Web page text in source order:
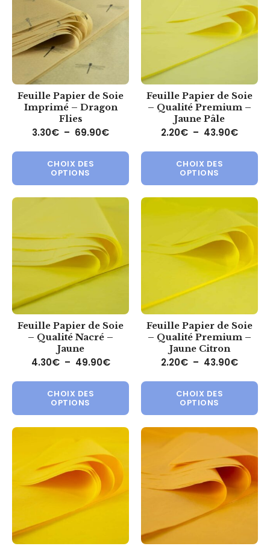
Feuille Papier de Soie
Imprimé – Dragon
Flies
3.30€ – 69.90€Plage de prix : 3.30€ à 69.90€
CHOIX DES
OPTIONS
Ce produit a plusieurs
Feuille Papier de Soie
– Qualité Premium –
Jaune Pâle
2.20€ – 43.90€Plage
CHOIX DES
OPTIONS
Feuille Papier de Soie
– Qualité Nacré –
Jaune
4.30€ – 49.90€Plage de prix : 4.30€ à 49.90€
CHOIX DES
OPTIONS
Ce produit a plusieurs
Feuille Papier de Soie
– Qualité Premium –
Jaune Citron
2.20€ – 43.90€Plage
CHOIX DES
OPTIONS